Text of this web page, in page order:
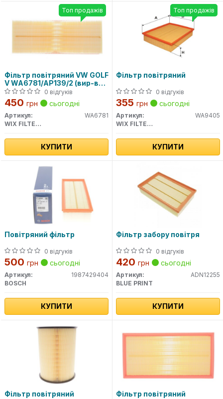
Фільтр повітряний VW GOLF
V WA6781/AP139/2 (вир-во
WIX-FILTERS)0 відгуків
450 грн сьогодні
Артикул:
WA6781
WIX FILTERS
КУПИТИ
Топ продажів
Фільтр повітряний
0 відгуків
355 грн сьогодні
Артикул:
WA9405
WIX FILTERS
КУПИТИ
Топ продажів
Повітряний фільтр
0 відгуків
500 грн сьогодні
Артикул:
1987429404
BOSCH
КУПИТИ
Фільтр забору повітря
0 відгуків
420 грн сьогодні
Артикул:
ADN12255
BLUE PRINT
КУПИТИ
Фільтр повітряний Фільтр повітряний